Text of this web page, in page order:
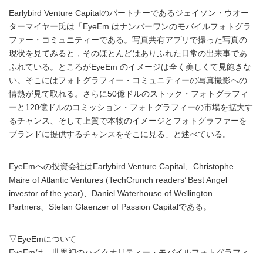
Earlybird Venture Capitalのパートナーであるジェイソン・ウオー
ターマイヤー氏は「EyeEm はナンバーワンのモバイルフォトグラ
ファー・コミュニティーである。写真共有アプリで撮った写真の
現状を見てみると，そのほとんどはありふれた日常の出来事であ
ふれている。ところがEyeEm のイメージは全く美しくて見飽きな
い。そこにはフォトグラフィー・コミュニティーの写真撮影への
情熱が見て取れる。さらに50億ドルのストック・フォトグラフィ
ーと120億ドルのコミッション・フォトグラフィーの市場を拡大す
るチャンス、そして上質で本物のイメージとフォトグラファーを
ブランドに提供するチャンスをそこに見る」と述べている。
EyeEmへの投資会社はEarlybird Venture Capital、Christophe
Maire of Atlantic Ventures (TechCrunch readers’ Best Angel
investor of the year)、Daniel Waterhouse of Wellington
Partners、Stefan Glaenzer of Passion Capitalである。
▽EyeEmについて